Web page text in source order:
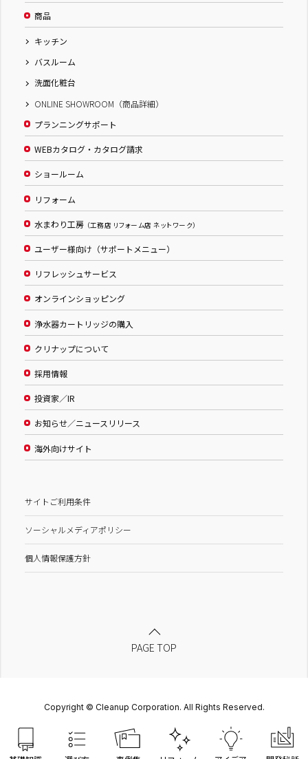
商品
キッチン
バスルーム
洗面化粧台
ONLINE SHOWROOM（商品詳細）
プランニングサポート
WEBカタログ・カタログ請求
ショールーム
リフォーム
水まわり工房 （工務店 リフォーム店 ネットワーク）
ユーザー様向け（サポートメニュー）
リフレッシュサービス
オンラインショッピング
浄水器カートリッジの購入
クリナップについて
採用情報
投資家／IR
お知らせ／ニュースリリース
海外向けサイト
サイトご利用条件
ソーシャルメディアポリシー
個人情報保護方針
PAGE TOP
Copyright © Cleanup Corporation. All Rights Reserved.